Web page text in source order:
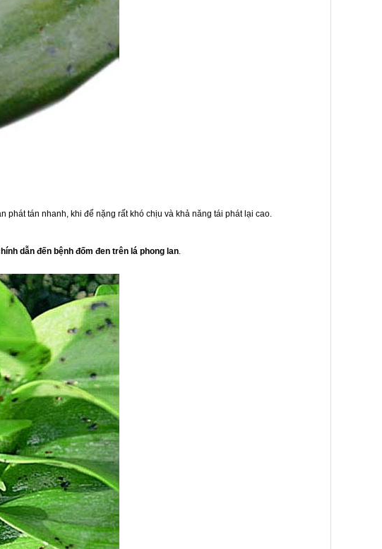
phát tán nhanh, khi để nặng rất khó chịu và khả năng tái phát lại cao.
dẫn đến bệnh đốm đen trên lá phong lan.